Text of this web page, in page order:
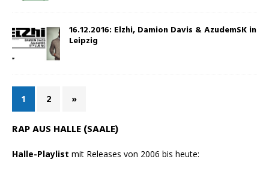
16.12.2016: Elzhi, Damion Davis & AzudemSK in
Leipzig
1 2 »
RAP AUS HALLE (SAALE)
Halle-Playlist mit Releases von 2006 bis heute: